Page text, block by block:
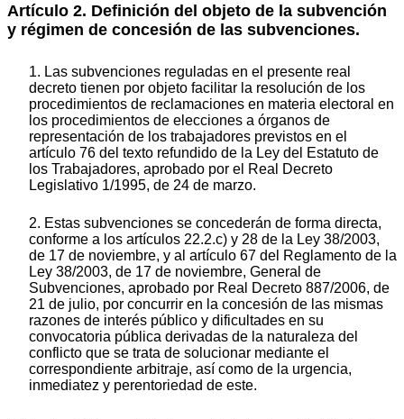
Artículo 2. Definición del objeto de la subvención
y régimen de concesión de las subvenciones.
1. Las subvenciones reguladas en el presente real
decreto tienen por objeto facilitar la resolución de los
procedimientos de reclamaciones en materia electoral en
los procedimientos de elecciones a órganos de
representación de los trabajadores previstos en el
artículo 76 del texto refundido de la Ley del Estatuto de
los Trabajadores, aprobado por el Real Decreto
Legislativo 1/1995, de 24 de marzo.
2. Estas subvenciones se concederán de forma directa,
conforme a los artículos 22.2.c) y 28 de la Ley 38/2003,
de 17 de noviembre, y al artículo 67 del Reglamento de la
Ley 38/2003, de 17 de noviembre, General de
Subvenciones, aprobado por Real Decreto 887/2006, de
21 de julio, por concurrir en la concesión de las mismas
razones de interés público y dificultades en su
convocatoria pública derivadas de la naturaleza del
conflicto que se trata de solucionar mediante el
correspondiente arbitraje, así como de la urgencia,
inmediatez y perentoriedad de este.